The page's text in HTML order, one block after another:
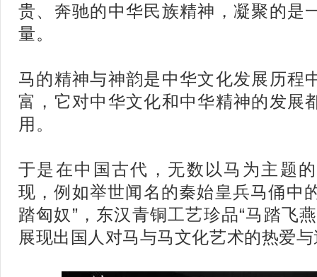
贵、奔驰的中华民族精神，凝聚的是
量。
马的精神与神韵是中华文化发展历程
富，它对中华文化和中华精神的发展
用。
于是在中国古代，无数以马为主题
现，例如举世闻名的秦始皇兵马俑中
踏匈奴”，东汉青铜工艺珍品“马踏飞
展现出国人对马与马文化艺术的热爱